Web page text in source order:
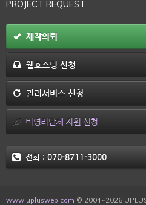
PROJECT REQUEST
제작의뢰
웹호스팅 신청
관리서비스 신청
비영리단체 지원 신청
전화 : 070-8711-3000
www.uplusweb.com © 2004~2026